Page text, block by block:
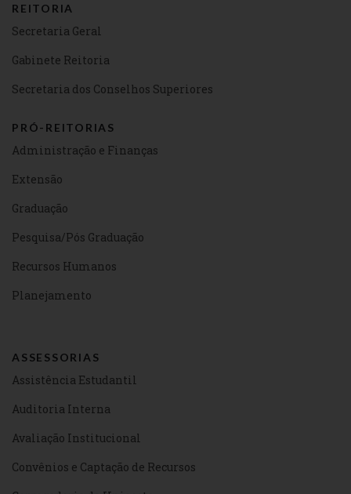
REITORIA
Secretaria Geral
Gabinete Reitoria
Secretaria dos Conselhos Superiores
PRÓ-REITORIAS
Administração e Finanças
Extensão
Graduação
Pesquisa/Pós Graduação
Recursos Humanos
Planejamento
ASSESSORIAS
Assistência Estudantil
Auditoria Interna
Avaliação Institucional
Convênios e Captação de Recursos